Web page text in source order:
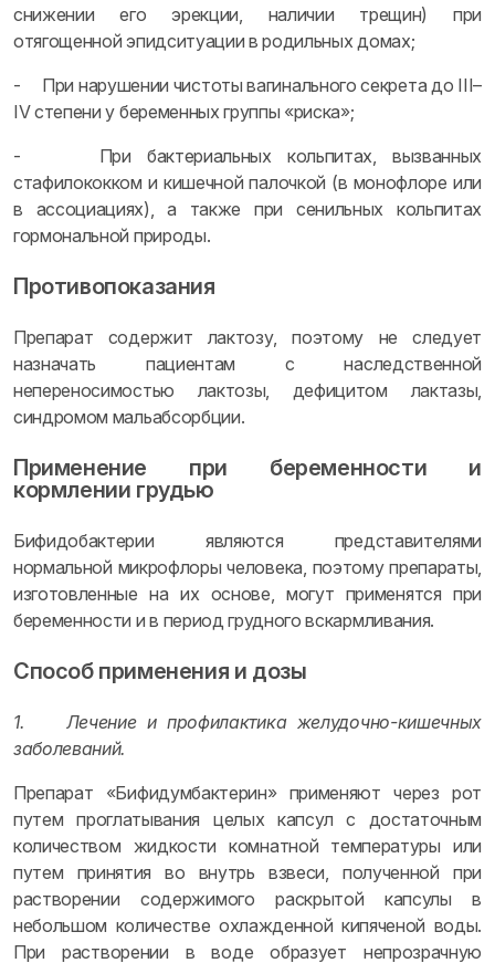
снижении его эрекции, наличии трещин) при
отягощенной эпидситуации в родильных домах;
- При нарушении чистоты вагинального секрета до III–
IV степени у беременных группы «риска»;
- При бактериальных кольпитах, вызванных
стафилококком и кишечной палочкой (в монофлоре или
в ассоциациях), а также при сенильных кольпитах
гормональной природы.
Противопоказания
Препарат содержит лактозу, поэтому не следует
назначать пациентам с наследственной
непереносимостью лактозы, дефицитом лактазы,
синдромом мальабсорбции.
Применение при беременности и
кормлении грудью
Бифидобактерии являются представителями
нормальной микрофлоры человека, поэтому препараты,
изготовленные на их основе, могут применятся при
беременности и в период грудного вскармливания.
Способ применения и дозы
1. Лечение и профилактика желудочно-кишечных
заболеваний.
Препарат «Бифидумбактерин» применяют через рот
путем проглатывания целых капсул с достаточным
количеством жидкости комнатной температуры или
путем принятия во внутрь взвеси, полученной при
растворении содержимого раскрытой капсулы в
небольшом количестве охлажденной кипяченой воды.
При растворении в воде образует непрозрачную